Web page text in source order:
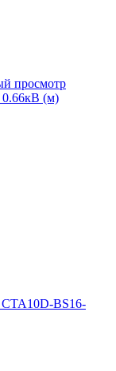
просмотр
0.66кВ (м)
BS16-